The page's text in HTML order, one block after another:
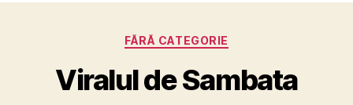
Categories
FĂRĂ CATEGORIE
Viralul de Sambata